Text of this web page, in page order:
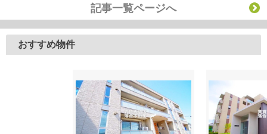
記事一覧ページへ
おすすめ物件